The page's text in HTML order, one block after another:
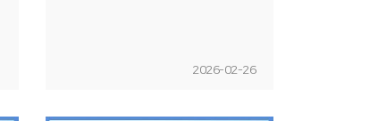
2026-02-26